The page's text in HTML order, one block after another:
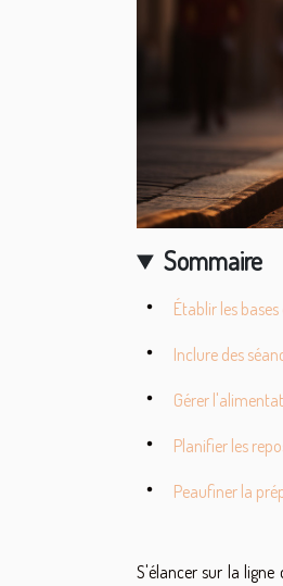
Sommaire
Établir les
Inclure des
Gérer
Planifier les
Peaufiner la
S'élancer sur la